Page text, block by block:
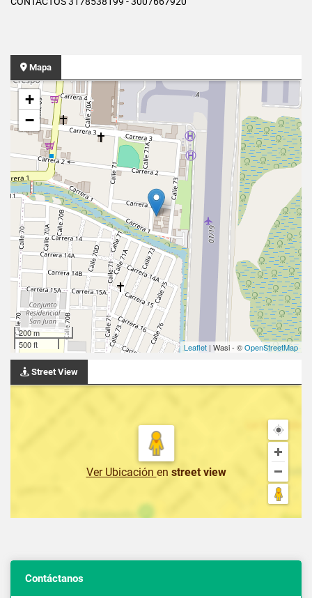
Mapa
+
−
200 m
500 ft
Leaflet | Wasi - ©OpenStreetMap
Street View
Ver Ubicación en street view
Contáctanos